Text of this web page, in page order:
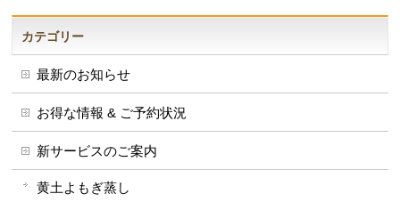
カテゴリー
最新のお知らせ
お得な情報 & ご予約状況
新サービスのご案内
黄土よもぎ蒸し